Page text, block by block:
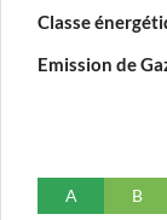
Classe
Emission de
A B